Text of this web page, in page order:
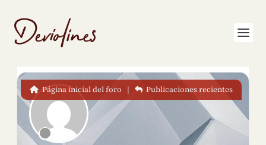
Página inicial del foro | Publicaciones recientes